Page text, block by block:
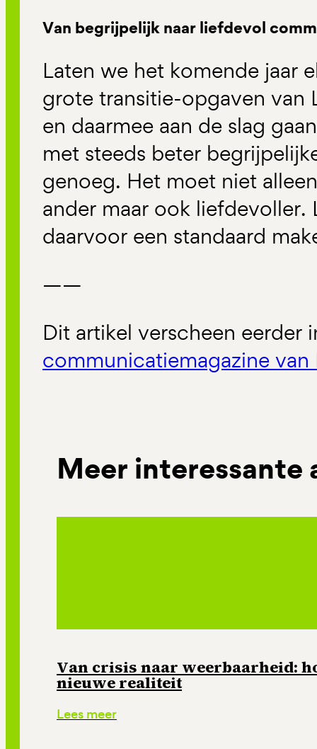
Van begrijpelijk naar liefdevol
Laten we het komende jaar
grote transitie-opgaven van
en daarmee aan de slag
met steeds beter
genoeg. Het moet niet
ander maar ook liefdevoller.
daarvoor een standaard
——
Dit artikel verscheen eerder
communicatiemagazine van
Meer interessante
Van crisis naar weerbaarheid:
nieuwe realiteit
Lees meer